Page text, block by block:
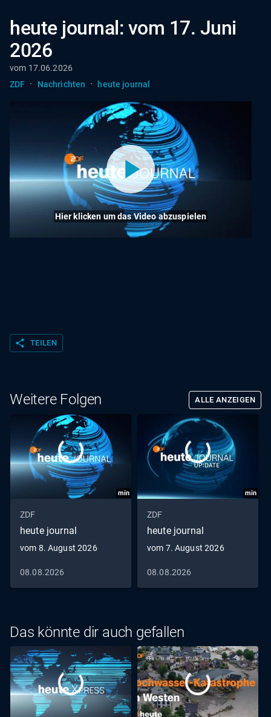
heute journal: vom 17. Juni
2026
vom 17.06.2026
ZDF · Nachrichten · heute journal
Hier klicken um das Video abzuspielen
share TEILEN
Weitere Folgen ALLE ANZEIGEN
min
ZDF
heute journal
vom 8. August 2026
08.08.2026
min
ZDF
heute journal
vom 7. August 2026
08.08.2026
Das könnte dir auch gefallen